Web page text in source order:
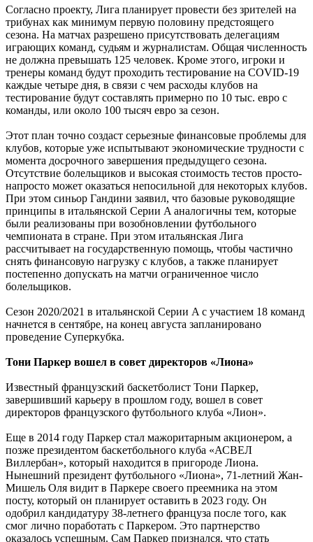
Согласно проекту, Лига планирует провести без зрителей на
трибунах как минимум первую половину предстоящего
сезона. На матчах разрешено присутствовать делегациям
играющих команд, судьям и журналистам. Общая численность
не должна превышать 125 человек. Кроме этого, игроки и
тренеры команд будут проходить тестирование на COVID-19
каждые четыре дня, в связи с чем расходы клубов на
тестирование будут составлять примерно по 10 тыс. евро с
команды, или около 100 тысяч евро за сезон.
Этот план точно создаст серьезные финансовые проблемы для
клубов, которые уже испытывают экономические трудности с
момента досрочного завершения предыдущего сезона.
Отсутствие болельщиков и высокая стоимость тестов просто-
напросто может оказаться непосильной для некоторых клубов.
При этом синьор Гандини заявил, что базовые руководящие
принципы в итальянской Серии A аналогичны тем, которые
были реализованы при возобновлении футбольного
чемпионата в стране. При этом итальянская Лига
рассчитывает на государственную помощь, чтобы частично
снять финансовую нагрузку с клубов, а также планирует
постепенно допускать на матчи ограниченное число
болельщиков.
Сезон 2020/2021 в итальянской Серии A с участием 18 команд
начнется в сентябре, на конец августа запланировано
проведение Суперкубка.
Тони Паркер вошел в совет директоров «Лиона»
Известный французский баскетболист Тони Паркер,
завершивший карьеру в прошлом году, вошел в совет
директоров французского футбольного клуба «Лион».
Еще в 2014 году Паркер стал мажоритарным акционером, а
позже президентом баскетбольного клуба «АСВЕЛ
Виллербан», который находится в пригороде Лиона.
Нынешний президент футбольного «Лиона», 71-летний Жан-
Мишель Оля видит в Паркере своего преемника на этом
посту, который он планирует оставить в 2023 году. Он
одобрил кандидатуру 38-летнего француза после того, как
смог лично поработать с Паркером. Это партнерство
оказалось успешным. Сам Паркер признался, что стать